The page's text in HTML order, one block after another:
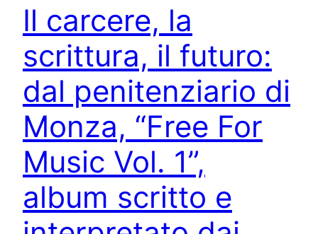
Il carcere, la
scrittura, il futuro:
dal penitenziario di
Monza, “Free For
Music Vol. 1”,
album scritto e